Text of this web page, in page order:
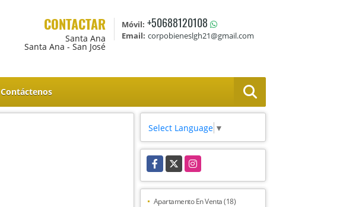
CONTACTAR
Santa Ana
Santa Ana - San José
Móvil: +50688120108
Email: corpobieneslgh21@gmail.com
Contáctenos
Select Language ▼
Facebook
X Instagram
Apartamento En Venta (18)